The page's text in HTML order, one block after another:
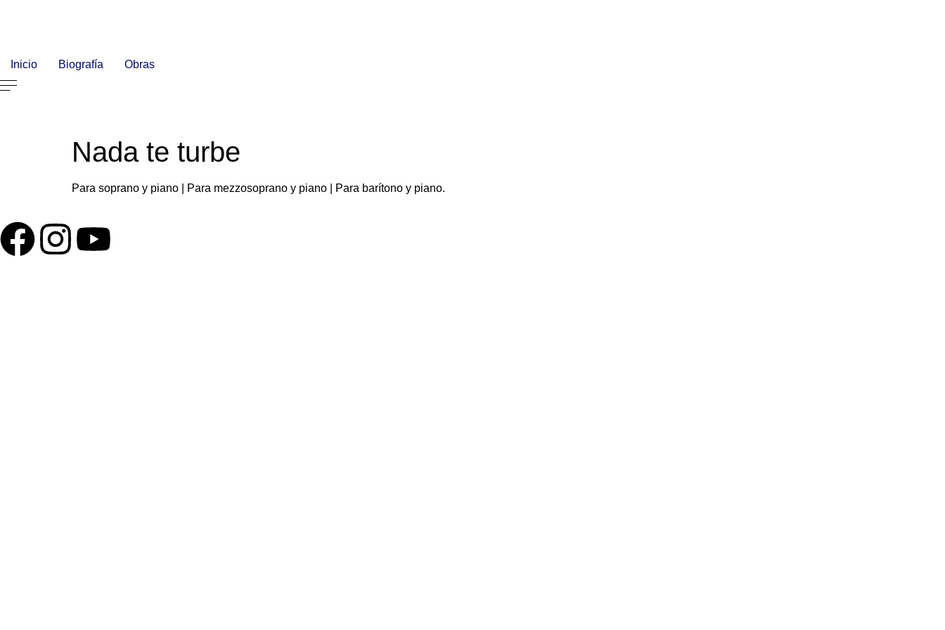
Inicio Biografía Obras
Nada te turbe
Para soprano y piano | Para mezzosoprano y piano | Para barítono y piano.